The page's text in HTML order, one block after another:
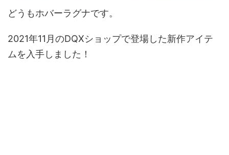
どうもホバーラグナです。
2021年11月のDQXショップで登場した新作アイテ
ムを入手しました！